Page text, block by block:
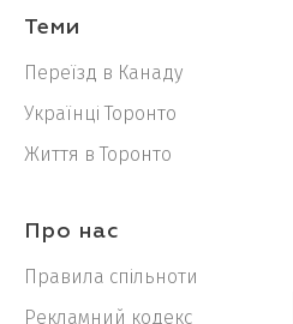
Теми
Переїзд в Канаду
Українці Торонто
Життя в Торонто
Про нас
Правила спільноти
Рекламний кодекс